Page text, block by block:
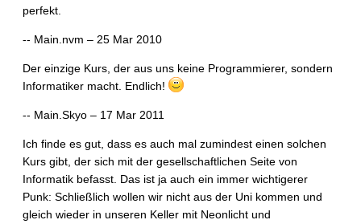
perfekt.
-- Main.nvm – 25 Mar 2010
Der einzige Kurs, der aus uns keine Programmierer, sondern
Informatiker macht. Endlich!
-- Main.Skyo – 17 Mar 2011
Ich finde es gut, dass es auch mal zumindest einen solchen
Kurs gibt, der sich mit der gesellschaftlichen Seite von
Informatik befasst. Das ist ja auch ein immer wichtigerer
Punk: Schließlich wollen wir nicht aus der Uni kommen und
gleich wieder in unseren Keller mit Neonlicht und